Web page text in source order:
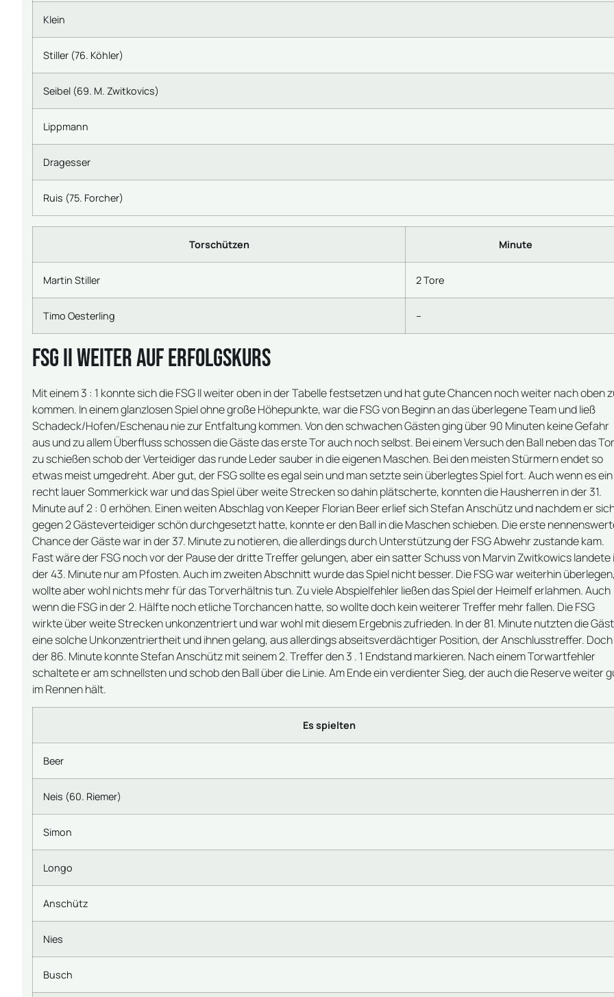
Klein
Stiller (76. Köhler)
Seibel (69. M. Zwitkovics)
Lippmann
Dragesser
Ruis (75. Forcher)
Torschützen Minute
Martin Stiller 2 Tore
Timo Oesterling –
FSG II weiter auf Erfolgskurs
Mit einem 3 : 1 konnte sich die FSG II weiter oben in der Tabelle festsetzen und hat gute Chancen noch weiter nach oben
kommen. In einem glanzlosen Spiel ohne große Höhepunkte, war die FSG von Beginn an das überlegene Team und ließ
Schadeck/Hofen/Eschenau nie zur Entfaltung kommen. Von den schwachen Gästen ging über 90 Minuten keine Gefahr
aus und zu allem Überfluss schossen die Gäste das erste Tor auch noch selbst. Bei einem Versuch den Ball neben das Tor
zu schießen schob der Verteidiger das runde Leder sauber in die eigenen Maschen. Bei den meisten Stürmern endet so
etwas meist umgedreht. Aber gut, der FSG sollte es egal sein und man setzte sein überlegtes Spiel fort. Auch wenn es ein
recht lauer Sommerkick war und das Spiel über weite Strecken so dahin plätscherte, konnten die Hausherren in der 31.
Minute auf 2 : 0 erhöhen. Einen weiten Abschlag von Keeper Florian Beer erlief sich Stefan Anschütz und nachdem er
gegen 2 Gästeverteidiger schön durchgesetzt hatte, konnte er den Ball in die Maschen schieben. Die erste
Chance der Gäste war in der 37. Minute zu notieren, die allerdings durch Unterstützung der FSG Abwehr zustande kam.
Fast wäre der FSG noch vor der Pause der dritte Treffer gelungen, aber ein satter Schuss von Marvin Zwitkowics landete
der 43. Minute nur am Pfosten. Auch im zweiten Abschnitt wurde das Spiel nicht besser. Die FSG war weiterhin
wollte aber wohl nichts mehr für das Torverhältnis tun. Zu viele Abspielfehler ließen das Spiel der Heimelf erlahmen. Auch
wenn die FSG in der 2. Hälfte noch etliche Torchancen hatte, so wollte doch kein weiterer Treffer mehr fallen. Die FSG
wirkte über weite Strecken unkonzentriert und war wohl mit diesem Ergebnis zufrieden. In der 81. Minute nutzten die
eine solche Unkonzentriertheit und ihnen gelang, aus allerdings abseitsverdächtiger Position, der Anschlusstreffer.
der 86. Minute konnte Stefan Anschütz mit seinem 2. Treffer den 3 . 1 Endstand markieren. Nach einem Torwartfehler
schaltete er am schnellsten und schob den Ball über die Linie. Am Ende ein verdienter Sieg, der auch die Reserve weiter
im Rennen hält.
Es spielten
Beer
Neis (60. Riemer)
Simon
Longo
Anschütz
Nies
Busch